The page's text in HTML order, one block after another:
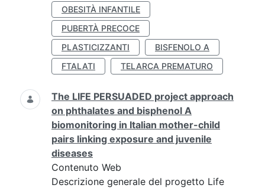
OBESITÀ INFANTILE
PUBERTÀ PRECOCE
PLASTICIZZANTI
BISFENOLO A
FTALATI
TELARCA PREMATURO
The LIFE PERSUADED project approach
on phthalates and bisphenol A
biomonitoring in Italian mother-child
pairs linking exposure and juvenile
diseases
Contenuto Web
Descrizione generale del progetto Life